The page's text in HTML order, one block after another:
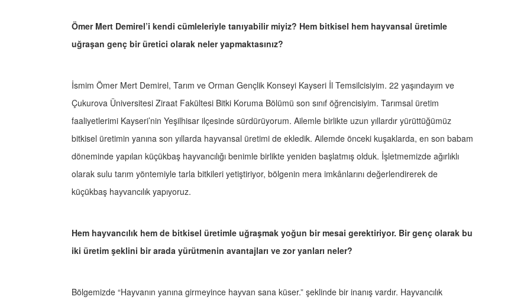
Ömer Mert Demirel’i kendi cümleleriyle tanıyabilir miyiz? Hem bitkisel hem hayvansal üretimle
uğraşan genç bir üretici olarak neler yapmaktasınız?
İsmim Ömer Mert Demirel, Tarım ve Orman Gençlik Konseyi Kayseri İl Temsilcisiyim. 22 yaşındayım ve
Çukurova Üniversitesi Ziraat Fakültesi Bitki Koruma Bölümü son sınıf öğrencisiyim. Tarımsal üretim
faaliyetlerimi Kayseri’nin Yeşilhisar ilçesinde sürdürüyorum. Ailemle birlikte uzun yıllardır yürüttüğümüz
bitkisel üretimin yanına son yıllarda hayvansal üretimi de ekledik. Ailemde önceki kuşaklarda, en son babam
döneminde yapılan küçükbaş hayvancılığı benimle birlikte yeniden başlatmış olduk. İşletmemizde ağırlıklı
olarak sulu tarım yöntemiyle tarla bitkileri yetiştiriyor, bölgenin mera imkânlarını değerlendirerek de
küçükbaş hayvancılık yapıyoruz.
Hem hayvancılık hem de bitkisel üretimle uğraşmak yoğun bir mesai gerektiriyor. Bir genç olarak bu
iki üretim şeklini bir arada yürütmenin avantajları ve zor yanları neler?
Bölgemizde “Hayvanın yanına girmeyince hayvan sana küser.” şeklinde bir inanış vardır. Hayvancılık